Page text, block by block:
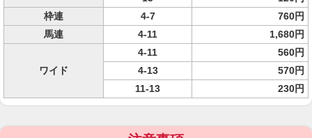
枠連
4-7
760円
馬連
4-11 1,680円
ワイド
4-11
560円
4-13
570円
11-13
230円